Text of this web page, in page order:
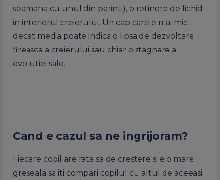
seamana cu unul din parinti), o retinere de lichid
in interiorul creierului. Un cap care e mai mic
decat media poate indica o lipsa de dezvoltare
fireasca a creierului sau chiar o stagnare a
evolutiei sale.
Cand e cazul sa ne ingrijoram?
Fiecare copil are rata sa de crestere si e o mare
greseala sa iti compari copilul cu altul de aceeasi